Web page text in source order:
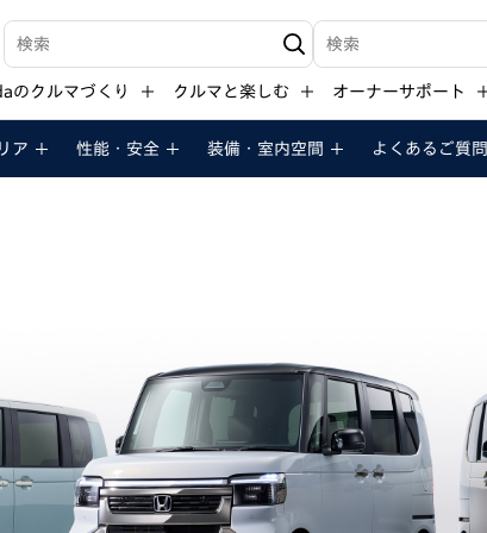
検索キーワード入力 検索キーワード入力
のクルマづくり クルマと楽しむ オーナーサポート
ア 性能・ 安全 装備・ 室内空間 よくある ご質問